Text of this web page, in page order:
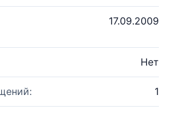
17.09.2009
Нет
1